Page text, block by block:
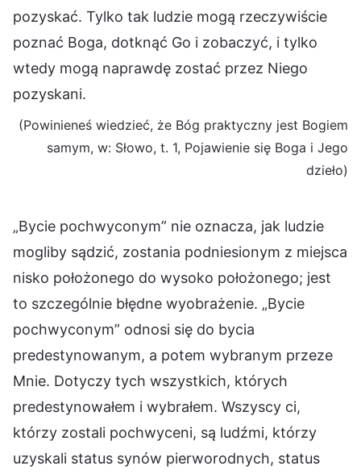
pozyskać. Tylko tak ludzie mogą rzeczywiście
poznać Boga, dotknąć Go i zobaczyć, i tylko
wtedy mogą naprawdę zostać przez Niego
pozyskani.
(Powinieneś wiedzieć, że Bóg praktyczny jest Bogiem
samym, w: Słowo, t. 1, Pojawienie się Boga i Jego
dzieło)
„Bycie pochwyconym” nie oznacza, jak ludzie
mogliby sądzić, zostania podniesionym z miejsca
nisko położonego do wysoko położonego; jest
to szczególnie błędne wyobrażenie. „Bycie
pochwyconym” odnosi się do bycia
predestynowanym, a potem wybranym przeze
Mnie. Dotyczy tych wszystkich, których
predestynowałem i wybrałem. Wszyscy ci,
którzy zostali pochwyceni, są ludźmi, którzy
uzyskali status synów pierworodnych, status